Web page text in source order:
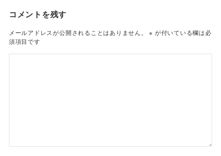
コメントを残す
メールアドレスが公開されることはありません。 ※ が付いている欄は必
須項目です